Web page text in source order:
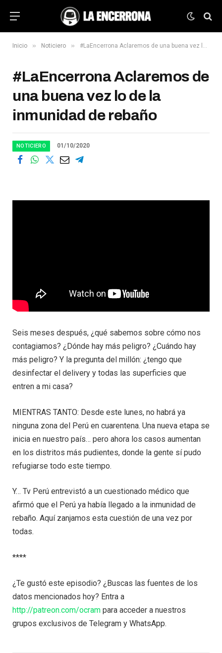
Inicio » Noticiero » #LaEncerrona Aclaremos de una buena vez lo de la inmunidad de rebaño
#LaEncerrona Aclaremos de
una buena vez lo de la
inmunidad de rebaño
NOTICIERO 01/10/2020
Seis meses después, ¿qué sabemos sobre cómo nos
contagiamos? ¿Dónde hay más peligro? ¿Cuándo hay
más peligro? Y la pregunta del millón: ¿tengo que
desinfectar el delivery y todas las superficies que
entren a mi casa?
MIENTRAS TANTO: Desde este lunes, no habrá ya
ninguna zona del Perú en cuarentena. Una nueva etapa se
inicia en nuestro país… pero ahora los casos aumentan
en los distritos más pudientes, donde la gente sí pudo
refugiarse todo este tiempo.
Y… Tv Perú entrevistó a un cuestionado médico que
afirmó que el Perú ya había llegado a la inmunidad de
rebaño. Aquí zanjamos esta cuestión de una vez por
todas.
****
¿Te gustó este episodio? ¿Buscas las fuentes de los
datos mencionados hoy? Entra a
http://patreon.com/ocram para acceder a nuestros
grupos exclusivos de Telegram y WhatsApp.